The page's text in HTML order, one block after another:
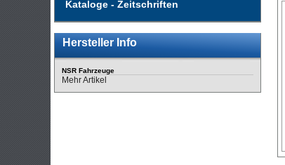
Kataloge - Zeitschriften
Hersteller Info
NSR Fahrzeuge
Mehr Artikel